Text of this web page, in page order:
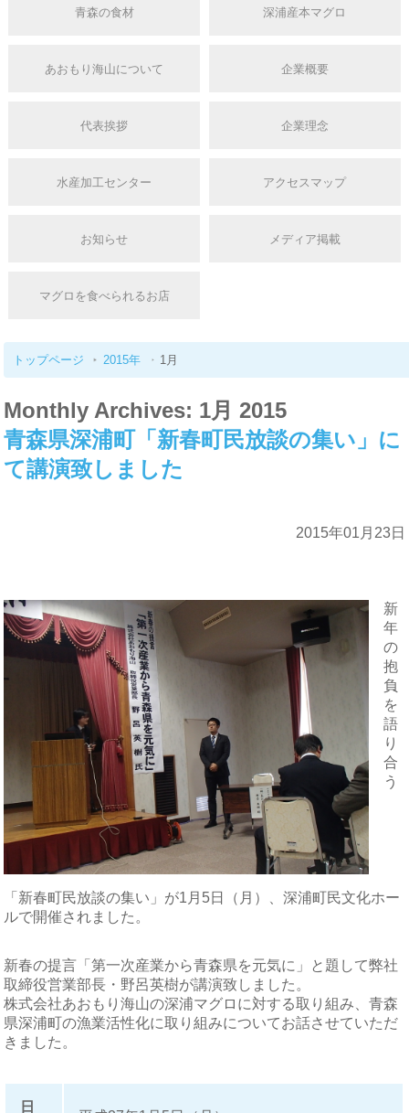
青森の食材 深浦産本マグロ
あおもり海山について 企業概要
代表挨拶 企業理念
水産加工センター アクセスマップ
お知らせ メディア掲載
マグロを食べられるお店
トップページ 2015年 1月
Monthly Archives: 1月 2015
青森県深浦町「新春町民放談の集い」に
て講演致しました
2015年01月23日
新
年
の
抱
負
を
語
り
合
う
「新春町民放談の集い」が1月5日（月）、深浦町民文化ホー
ルで開催されました。
新春の提言「第一次産業から青森県を元気に」と題して弊社
取締役営業部長・野呂英樹が講演致しました。
株式会社あおもり海山の深浦マグロに対する取り組み、青森
県深浦町の漁業活性化に取り組みについてお話させていただ
きました。
日